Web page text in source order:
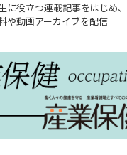
に役立つ連載記事をはじめ
や動画アーカイブを配信